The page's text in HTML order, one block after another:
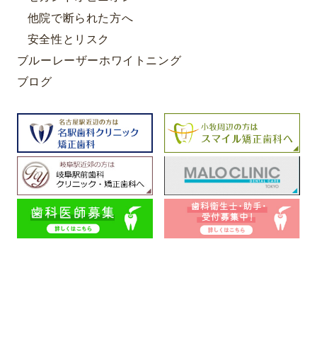
他院で断られた方へ
安全性とリスク
ブルーレーザーホワイトニング
ブログ